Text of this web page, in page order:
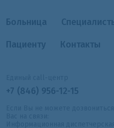
Больница
Пациенту Контакты
+7 (846) 956-12-15